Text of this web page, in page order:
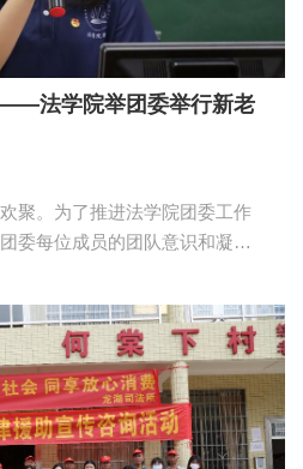
法学院举团委举行新老
。为了推进法学院团委工作
委每位成员的团队意识和凝聚
成员见面会。出席本次活动的有
成员。 团委秘书长
欢迎，组织全体成员唱响团歌
单介绍。各部长依次进行部门
了总结并制定了十一月的工作
感情，团委新成员们精心准备